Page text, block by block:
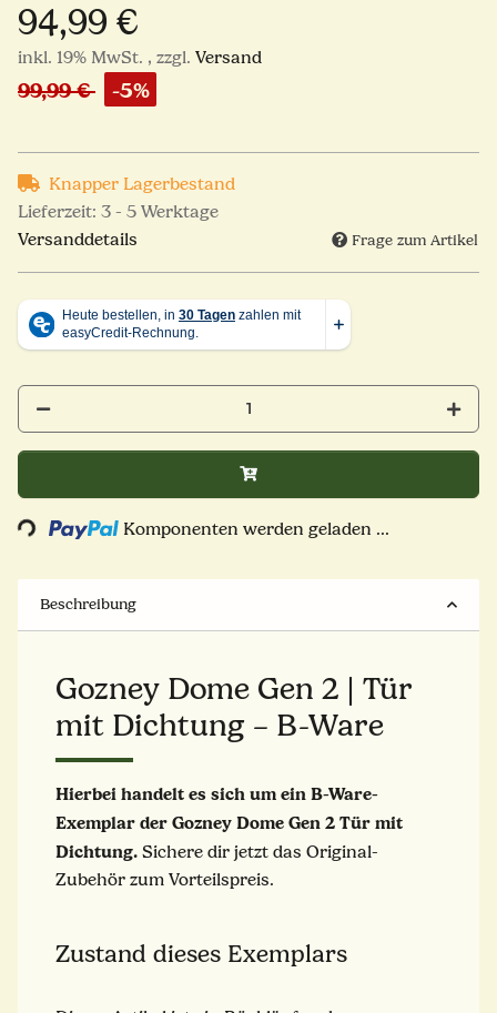
94,99 €
inkl. 19% MwSt. , zzgl. Versand
99,99 € -5%
Knapper Lagerbestand
Lieferzeit: 3 - 5 Werktage
Versanddetails
Frage zum Artikel
Loading... Komponenten werden geladen ...
Beschreibung
Gozney Dome Gen 2 | Tür
mit Dichtung – B-Ware
Hierbei handelt es sich um ein B-Ware-
Exemplar der Gozney Dome Gen 2 Tür mit
Dichtung. Sichere dir jetzt das Original-
Zubehör zum Vorteilspreis.
Zustand dieses Exemplars